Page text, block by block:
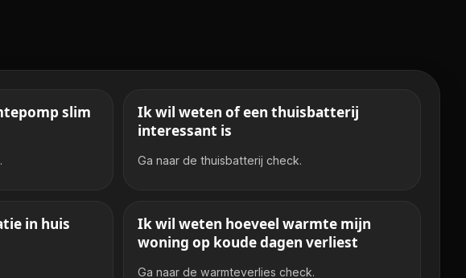
slim
Ik wil weten of een thuisbatterij
interessant is
Ga naar de thuisbatterij check.
in huis
Ik wil weten hoeveel warmte mijn
woning op koude dagen verliest
Ga naar de warmteverlies check.